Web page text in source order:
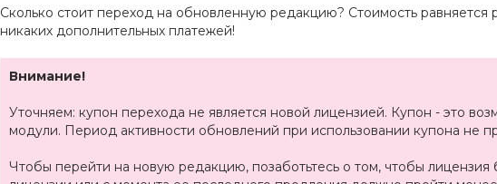
Сколько стоит переход на обновленную редакцию? Стоимость
никаких дополнительных платежей!
Внимание!
Уточняем: купон перехода не является новой лицензией. Купон - это
модули. Период активности обновлений при использовании купона не
Чтобы перейти на новую редакцию, позаботьтесь о том, чтобы